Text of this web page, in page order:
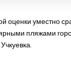
оценки уместно
пляжами